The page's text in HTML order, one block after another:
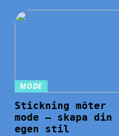
MODE
Stickning möter
mode – skapa din
egen stil